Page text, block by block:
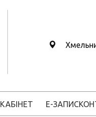
КАБІНЕТ Е-ЗАПИС